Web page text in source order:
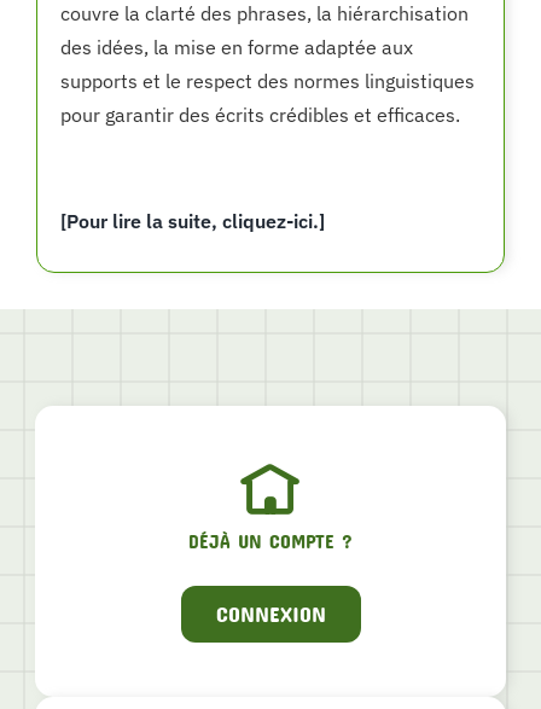
couvre la clarté des phrases, la hiérarchisation
des idées, la mise en forme adaptée aux
supports et le respect des normes linguistiques
pour garantir des écrits crédibles et efficaces.
[Pour lire la suite, cliquez-ici.]
DÉJÀ UN COMPTE ?
CONNEXION